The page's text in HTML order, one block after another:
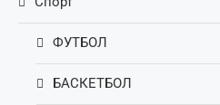
ФУТБОЛ
БАСКЕТБОЛ